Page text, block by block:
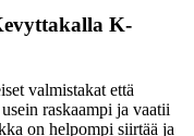
K-
valmistakat että
raskaampi ja vaatii
on helpompi siirtää ja